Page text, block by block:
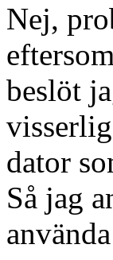
Nej,
beslöt
dator
Så jag